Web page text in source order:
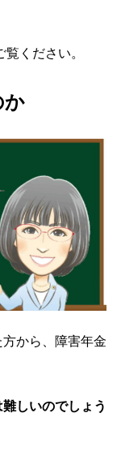
ください。
か
から、障害年金
しいのでしょう